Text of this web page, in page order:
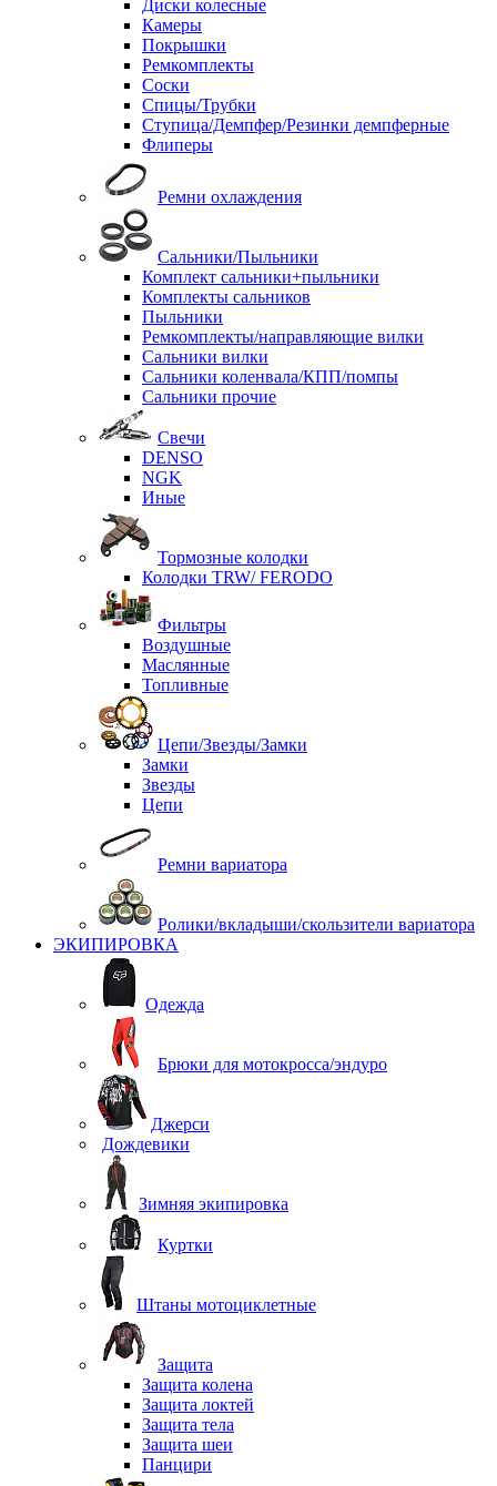
Диски колесные
Камеры
Покрышки
Ремкомплекты
Соски
Спицы/Трубки
Ступица/Демпфер/Резинки демпферные
Флиперы
Ремни охлаждения
Сальники/Пыльники
Комплект сальники+пыльники
Комплекты сальников
Пыльники
Ремкомплекты/направляющие вилки
Сальники вилки
Сальники коленвала/КПП/помпы
Сальники прочие
Свечи
DENSO
NGK
Иные
Тормозные колодки
Колодки TRW/ FERODO
Фильтры
Воздушные
Маслянные
Топливные
Цепи/Звезды/Замки
Замки
Звезды
Цепи
Ремни вариатора
Ролики/вкладыши/скользители вариатора
ЭКИПИРОВКА
Одежда
Брюки для мотокросса/эндуро
Джерси
Дождевики
Зимняя экипировка
Куртки
Штаны мотоциклетные
Защита
Защита колена
Защита локтей
Защита тела
Защита шеи
Панцири